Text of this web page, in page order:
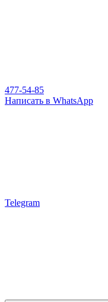
477-54-85
Написать в WhatsApp
Telegram